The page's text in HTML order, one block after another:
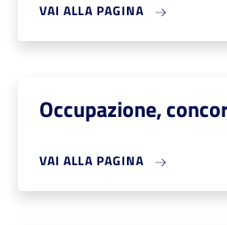
VAI ALLA PAGINA
Occupazione,
VAI ALLA PAGINA